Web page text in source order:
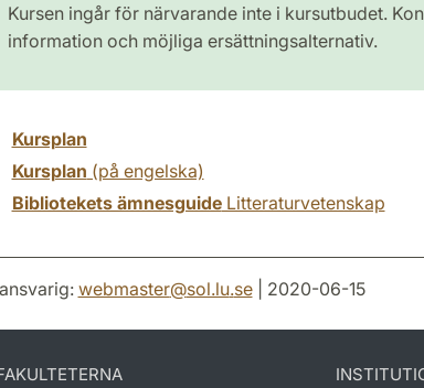
Kursen ingår för närvarande inte i kursutbudet.
information och möjliga ersättningsalternativ.
Kursplan
Kursplan (på engelska)
Bibliotekets ämnesguideLitteraturvetenskap
webmaster@sol.lu.se| 2020-06-15